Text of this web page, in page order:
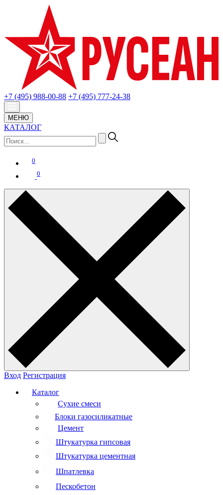
+7 (495) 988-00-88 +7 (495) 777-24-38
МЕНЮ
КАТАЛОГ
0
0
Вход Регистрация
Каталог
Сухие смеси
Блоки газосиликатные
Цемент
Штукатурка гипсовая
Штукатурка цементная
Шпатлевка
Пескобетон